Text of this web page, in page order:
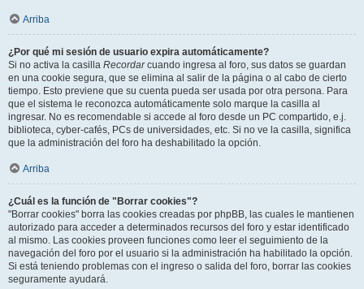
Arriba
¿Por qué mi sesión de usuario expira automáticamente?
Si no activa la casilla Recordarcuando ingresa al foro, sus datos se guardan
en una cookie segura, que se elimina al salir de la página o al cabo de cierto
tiempo. Esto previene que su cuenta pueda ser usada por otra persona. Para
que el sistema le reconozca automáticamente solo marque la casilla al
ingresar. No es recomendable si accede al foro desde un PC compartido, e.j.
biblioteca, cyber-cafés, PCs de universidades, etc. Si no ve la casilla, significa
que la administración del foro ha deshabilitado la opción.
Arriba
¿Cuál es la función de "Borrar cookies"?
"Borrar cookies" borra las cookies creadas por phpBB, las cuales le mantienen
autorizado para acceder a determinados recursos del foro y estar identificado
al mismo. Las cookies proveen funciones como leer el seguimiento de la
navegación del foro por el usuario si la administración ha habilitado la opción.
Si está teniendo problemas con el ingreso o salida del foro, borrar las cookies
seguramente ayudará.